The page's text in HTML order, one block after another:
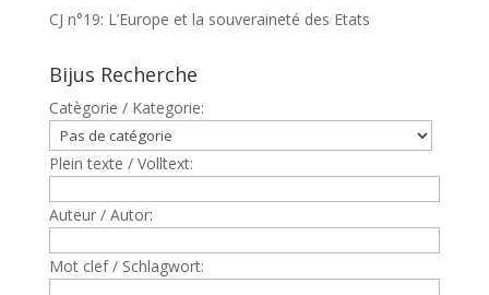
CJ n°19: L’Europe et la souveraineté des Etats
Bijus Recherche
Catègorie / Kategorie:
Plein texte / Volltext:
Auteur / Autor:
Mot clef / Schlagwort: